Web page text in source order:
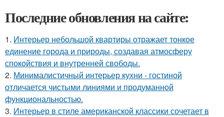
Последние обновления на сайте:
1. Интерьер небольшой квартиры отражает тонкое
единение города и природы, создавая атмосферу
спокойствия и внутренней свободы.
2. Минималистичный интерьер кухни - гостиной
отличается чистыми линиями и продуманной
функциональностью.
3. Интерьер в стиле американской классики сочетает в